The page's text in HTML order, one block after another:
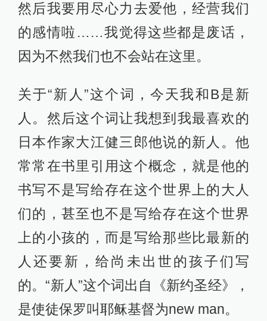
然后我要用尽心力去爱他，经营我们
的感情啦……我觉得这些都是废话，
因为不然我们也不会站在这里。
关于“新人”这个词，今天我和B是新
人。然后这个词让我想到我最喜欢的
日本作家大江健三郎他说的新人。他
常常在书里引用这个概念，就是他的
书写不是写给存在这个世界上的大人
们的，甚至也不是写给存在这个世界
上的小孩的，而是写给那些比最新的
人还要新，给尚未出世的孩子们写
的。“新人”这个词出自《新约圣经》，
是使徒保罗叫耶稣基督为new man。